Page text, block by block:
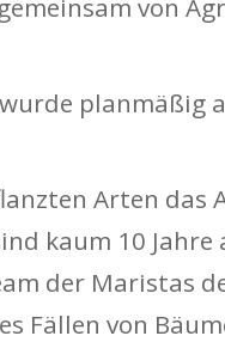
planmäßig
Arten das
kaum 10
der Maristas
Fällen von